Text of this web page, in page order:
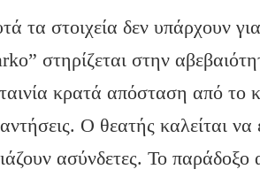
τα στοιχεία δεν υπάρχουν
στηρίζεται στην
κρατά απόσταση από το
Ο θεατής καλείται
ασύνδετες. Το